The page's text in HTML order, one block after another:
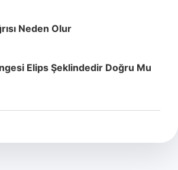
Neden Olur
Elips Şeklindedir Doğru Mu